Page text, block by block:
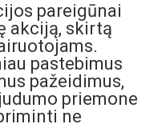
pareigūnai
akciją, skirtą
pastebimus
pažeidimus,
priemone
ne